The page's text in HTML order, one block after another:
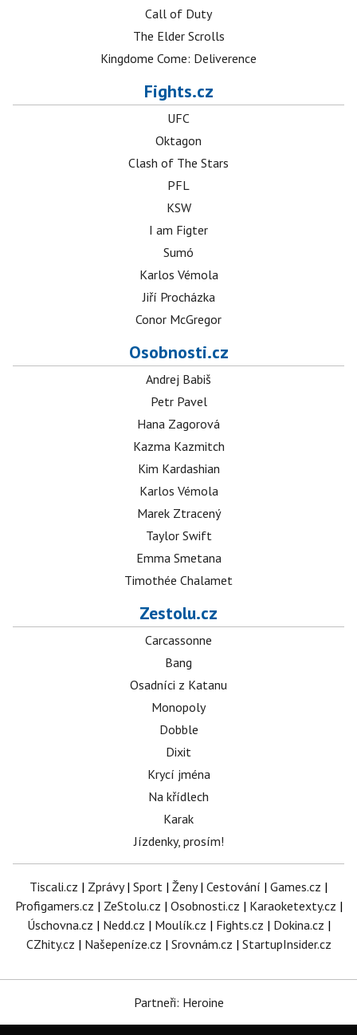
Call of Duty
The Elder Scrolls
Kingdome Come: Deliverence
Fights.cz
UFC
Oktagon
Clash of The Stars
PFL
KSW
I am Figter
Sumó
Karlos Vémola
Jiří Procházka
Conor McGregor
Osobnosti.cz
Andrej Babiš
Petr Pavel
Hana Zagorová
Kazma Kazmitch
Kim Kardashian
Karlos Vémola
Marek Ztracený
Taylor Swift
Emma Smetana
Timothée Chalamet
Zestolu.cz
Carcassonne
Bang
Osadníci z Katanu
Monopoly
Dobble
Dixit
Krycí jména
Na křídlech
Karak
Jízdenky, prosím!
Tiscali.cz | Zprávy| Sport | Ženy| Cestování | Games.cz |
Profigamers.cz | ZeStolu.cz | Osobnosti.cz | Karaoketexty.cz |
Úschovna.cz | Nedd.cz | Moulík.cz | Fights.cz | Dokina.cz |
CZhity.cz | Našepeníze.cz | Srovnám.cz | StartupInsider.cz
Partneři: Heroine